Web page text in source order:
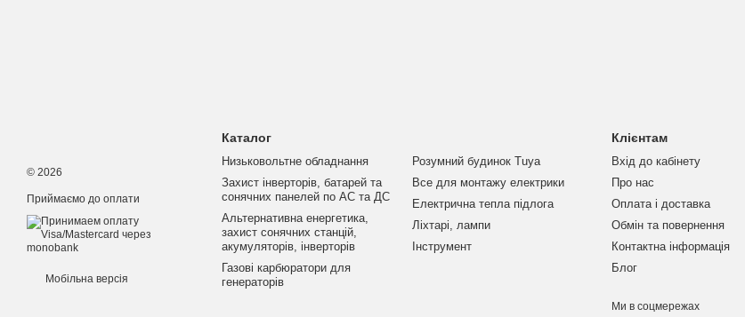
© 2026
Приймаємо до оплати
Мобільна версія
Каталог
Низьковольтне обладнання
Захист інверторів, батарей та
сонячних панелей по АС та ДС
Альтернативна енергетика,
захист сонячних станцій,
акумуляторів, інверторів
Газові карбюратори для
генераторів
Розумний будинок Tuya
Все для монтажу електрики
Електрична тепла підлога
Ліхтарі, лампи
Інструмент
Клієнтам
Вхід до кабінету
Про нас
Оплата і доставка
Обмін та повернення
Контактна інформація
Блог
Ми в соцмережах